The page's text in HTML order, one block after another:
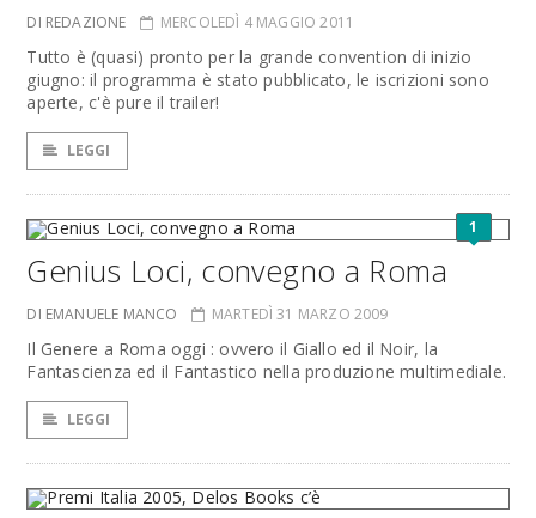
DI REDAZIONE MERCOLEDÌ 4 MAGGIO 2011
Tutto è (quasi) pronto per la grande convention di inizio
giugno: il programma è stato pubblicato, le iscrizioni sono
aperte, c'è pure il trailer!
LEGGI
1
Genius Loci, convegno a Roma
DI EMANUELE MANCO MARTEDÌ 31 MARZO 2009
Il Genere a Roma oggi : ovvero il Giallo ed il Noir, la
Fantascienza ed il Fantastico nella produzione multimediale.
LEGGI